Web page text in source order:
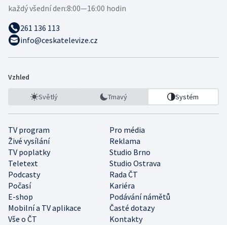
každý všední den:8:00—16:00 hodin
261 136 113
info@ceskatelevize.cz
Vzhled
Světlý Tmavý Systém
TV program
Pro média
Živé vysílání
Reklama
TV poplatky
Studio Brno
Teletext
Studio Ostrava
Podcasty
Rada ČT
Počasí
Kariéra
E-shop
Podávání námětů
Mobilní a TV aplikace
Časté dotazy
Vše o ČT
Kontakty